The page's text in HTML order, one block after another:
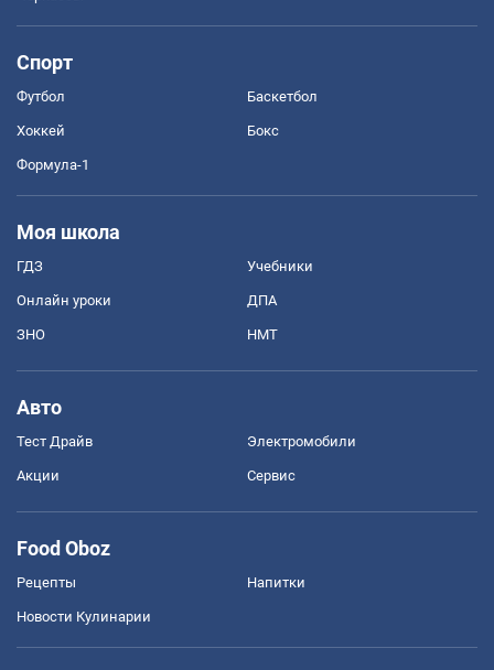
Спорт
Футбол Баскетбол
Хоккей Бокс
Формула-1
Моя школа
ГДЗ Учебники
Онлайн уроки ДПА
ЗНО НМТ
Авто
Тест Драйв Электромобили
Акции Сервис
Food Oboz
Рецепты Напитки
Новости Кулинарии